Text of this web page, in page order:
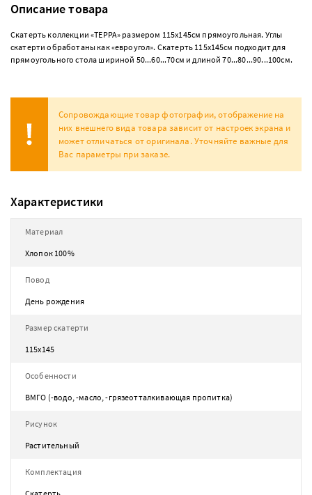
Описание товара
Скатерть коллекции «ТЕРРА» размером 115х145см прямоугольная. Углы
скатерти обработаны как «евроугол». Скатерть 115х145см подходит для
прямоугольного стола шириной 50...60...70см и длиной 70...80...90...100см.
Сопровождающие товар фотографии, отображение на
них внешнего вида товара зависит от настроек экрана и
может отличаться от оригинала. Уточняйте важные для
Вас параметры при заказе.
Характеристики
Материал
Хлопок 100%
Повод
День рождения
Размер скатерти
115х145
Особенности
ВМГО (-водо, -масло, -грязеотталкивающая пропитка)
Рисунок
Растительный
Комплектация